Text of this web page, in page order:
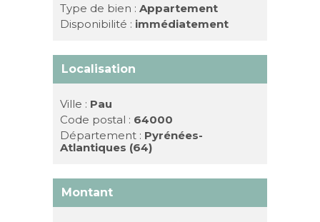
Type de bien :Appartement
Disponibilité : immédiatement
Localisation
Ville : Pau
Code postal : 64000
Département : Pyrénées-
Atlantiques (64)
Montant